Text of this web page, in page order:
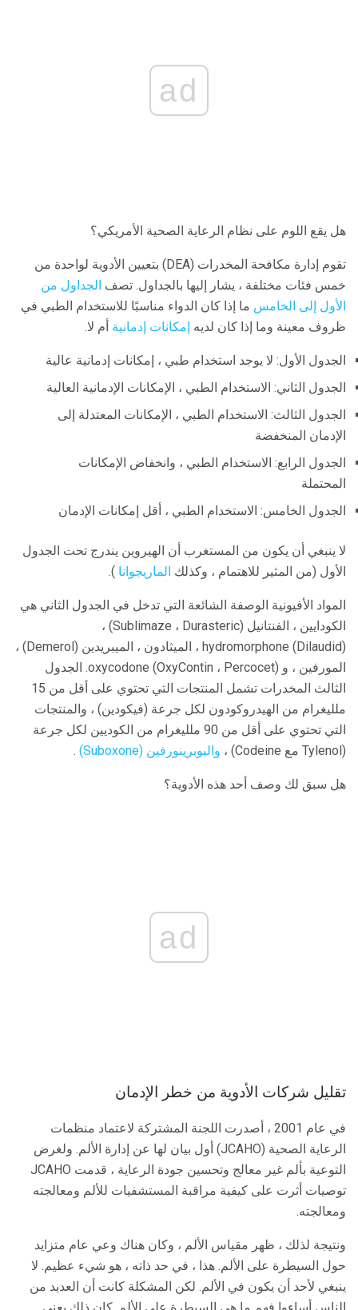
ad
هل يقع اللوم على نظام الرعاية الصحية الأمريكي؟
تقوم إدارة مكافحة المخدرات (DEA) بتعيين الأدوية لواحدة من
خمس فئات مختلفة ، يشار إليها بالجداول. تصف الجداول من
الأول إلى الخامس ما إذا كان الدواء مناسبًا للاستخدام الطبي في
ظروف معينة وما إذا كان لديه إمكانات إدمانية أم لا.
الجدول الأول: لا يوجد استخدام طبي ، إمكانات إدمانية عالية
الجدول الثاني: الاستخدام الطبي ، الإمكانات الإدمانية العالية
الجدول الثالث: الاستخدام الطبي ، الإمكانات المعتدلة إلى
الإدمان المنخفضة
الجدول الرابع: الاستخدام الطبي ، وانخفاض الإمكانات
المحتملة
الجدول الخامس: الاستخدام الطبي ، أقل إمكانات الإدمان
لا ينبغي أن يكون من المستغرب أن الهيروين يندرج تحت الجدول
الأول (من المثير للاهتمام ، وكذلك الماريجوانا ).
المواد الأفيونية الوصفة الشائعة التي تدخل في الجدول الثاني هي
الكودايين ، الفنتانيل (Sublimaze ، Durasteric) ،
hydromorphone (Dilaudid) ، الميثادون ، الميبريدين (Demerol) ،
المورفين ، و oxycodone (OxyContin ، Percocet). الجدول
الثالث المخدرات تشمل المنتجات التي تحتوي على أقل من 15
ملليغرام من الهيدروكودون لكل جرعة (فيكودين) ، والمنتجات
التي تحتوي على أقل من 90 ملليغرام من الكوديين لكل جرعة
(Tylenol مع Codeine) ،
والبوبرينورفين (Suboxone) .
هل سبق لك وصف أحد هذه الأدوية؟
ad
تقليل شركات الأدوية من خطر الإدمان
في عام 2001 ، أصدرت اللجنة المشتركة لاعتماد منظمات
الرعاية الصحية (JCAHO) أول بيان لها عن إدارة الألم. ولغرض
التوعية بألم غير معالج وتحسين جودة الرعاية ، قدمت JCAHO
توصيات أثرت على كيفية مراقبة المستشفيات للألم ومعالجته
ومعالجته.
ونتيجة لذلك ، ظهر مقياس الألم ، وكان هناك وعي عام متزايد
حول السيطرة على الألم. هذا ، في حد ذاته ، هو شيء عظيم. لا
ينبغي لأحد أن يكون في الألم. لكن المشكلة كانت أن العديد من